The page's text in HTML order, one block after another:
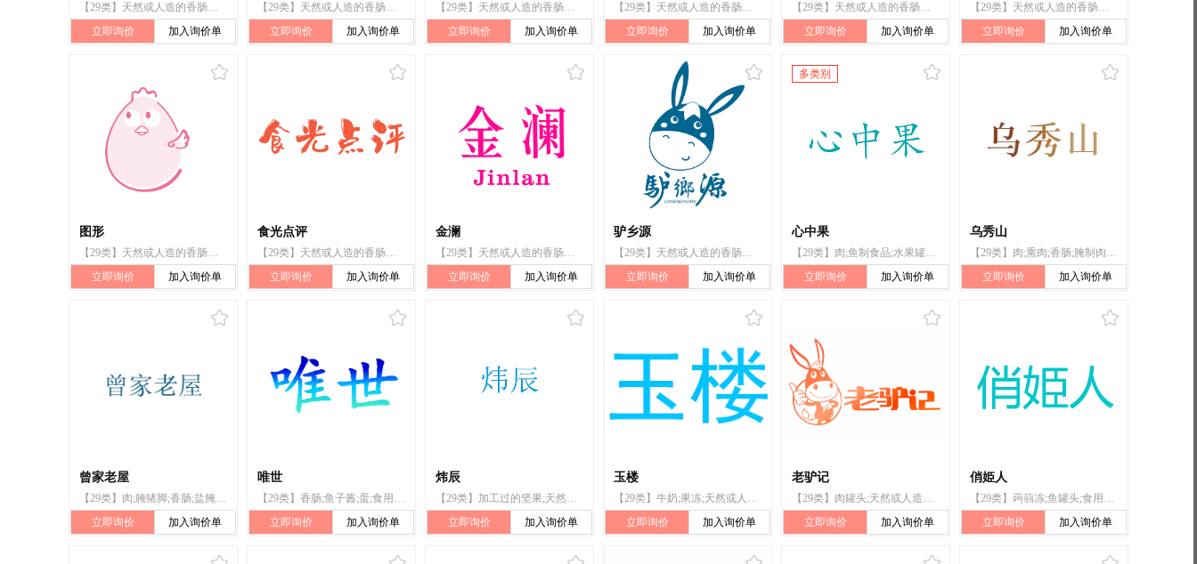
【29类】天然或人造的香肠肠衣
立即询价
加入询价单
【29类】天然或人造的香肠肠衣
立即询价
加入询价单
【29类】天然或人造的香肠肠衣
立即询价
加入询价单
【29类】天然或人造的香肠肠衣
立即询价
加入询价单
【29类】天然或人造的香肠肠衣
立即询价
加入询价单
【29类】天然或人造的香肠肠衣
立即询价
加入询价单
图形
【29类】天然或人造的香肠肠衣
立即询价
加入询价单
食光点评
【29类】天然或人造的香肠肠衣
立即询价
加入询价单
金澜
【29类】天然或人造的香肠肠衣
立即询价
加入询价单
驴乡源
【29类】天然或人造的香肠肠衣
立即询价
加入询价单
多类别
心中果
【29类】肉;鱼制食品;水果罐头;干枣;腌制蔬菜;蛋;牛奶制品;食用油脂;果冻;加工过的坚果;干食用菌;腐竹;天然或人造的香肠肠衣
立即询价
加入询价单
乌秀山
【29类】肉;熏肉;香肠;腌制肉;猪肉;鸡肉;腊肉;未煮的香肠;腌制鱼;天然或人造的香肠肠衣
立即询价
加入询价单
曾家老屋
【29类】肉;腌猪脚;香肠;盐腌肉;熏肉;腌制肉;猪肉;腊肉;浓味熏牛肉;熏香肠
立即询价
加入询价单
唯世
【29类】香肠;鱼子酱;蛋;食用油;果冻;干食用菌;豆腐;天然或人造的香肠肠衣
立即询价
加入询价单
炜辰
【29类】加工过的坚果;天然或人造的香肠肠衣
立即询价
加入询价单
玉楼
【29类】牛奶;果冻;天然或人造的香肠肠衣
立即询价
加入询价单
老驴记
【29类】肉罐头;天然或人造的香肠肠衣
立即询价
加入询价单
俏姫人
【29类】蒟蒻冻;鱼罐头;食用面筋;腐竹;蒟蒻制成的果冻;人造的香肠肠衣;制香肠用的肠衣;香肠肠衣;水果罐头;天然或人造的香肠肠衣
立即询价
加入询价单